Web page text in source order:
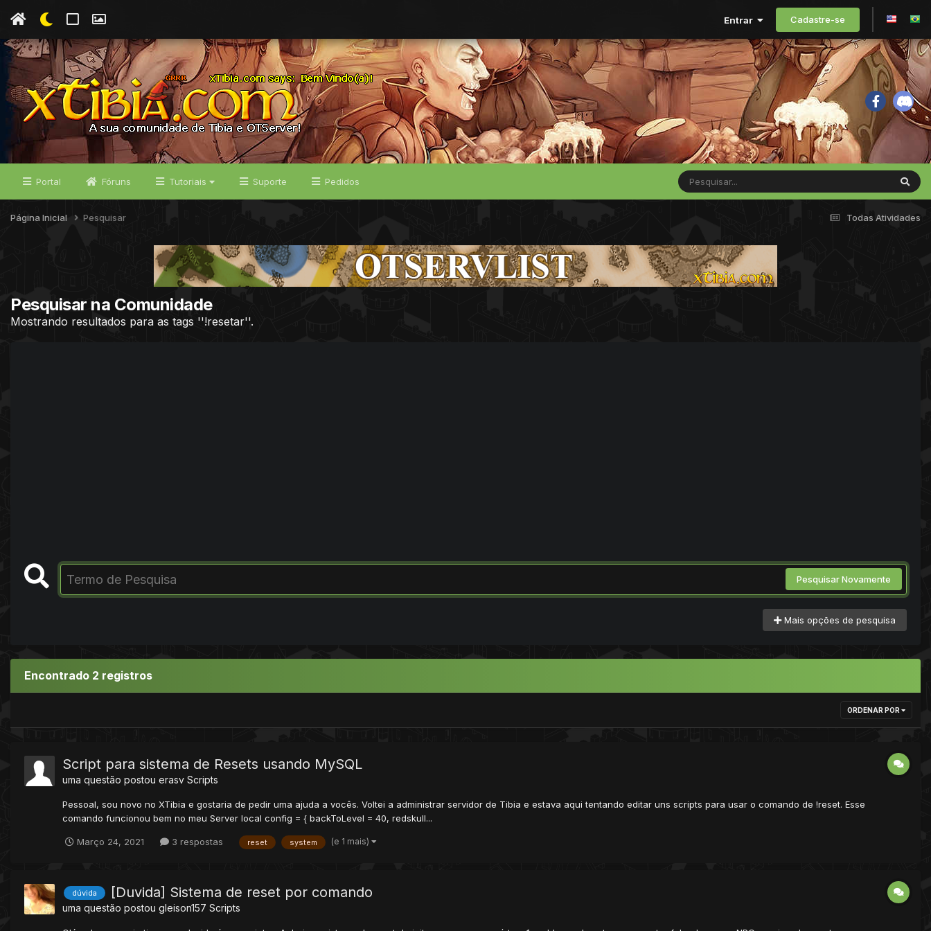
Entrar Cadastre-se
Portal Fóruns Tutoriais Suporte Pedidos
Todas Atividades
Página Inicial Pesquisar
Pesquisar na Comunidade
Mostrando resultados para as tags ''!resetar''.
Pesquisar Novamente
Mais opções de pesquisa
Encontrado 2 registros
ORDENAR POR
Script para sistema de Resets usando MySQL
uma questão postou erasv Scripts
Pessoal, sou novo no XTibia e gostaria de pedir uma ajuda a vocês. Voltei a administrar servidor de Tibia e estava aqui tentando editar uns scripts para usar o comando de !reset. Esse
comando funcionou bem no meu Server local config = { backToLevel = 40, redskull...
Março 24, 2021 3 respostas reset system (e 1 mais)
dúvida [Duvida] Sistema de reset por comando
uma questão postou gleison157 Scripts